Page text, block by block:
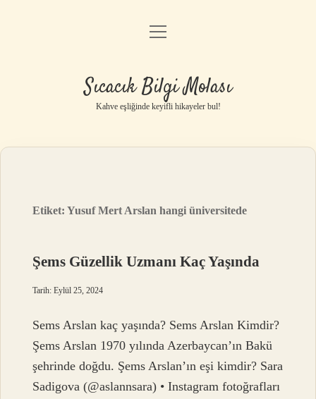
Anasayfa
Yasal Uyarı
menüyü
Sıcacık Bilgi Molası
Kahve eşliğinde keyifli hikayeler bul!
Etiket:Yusuf Mert Arslan hangi üniversitede
Şems Güzellik Uzmanı Kaç Yaşında
Tarih: Eylül 25, 2024
Sems Arslan kaç yaşında? Sems Arslan Kimdir?
Şems Arslan 1970 yılında Azerbaycan’ın Bakü
şehrinde doğdu. Şems Arslan’ın eşi kimdir? Sara
Sadigova (@aslannsara) • Instagram fotoğrafları